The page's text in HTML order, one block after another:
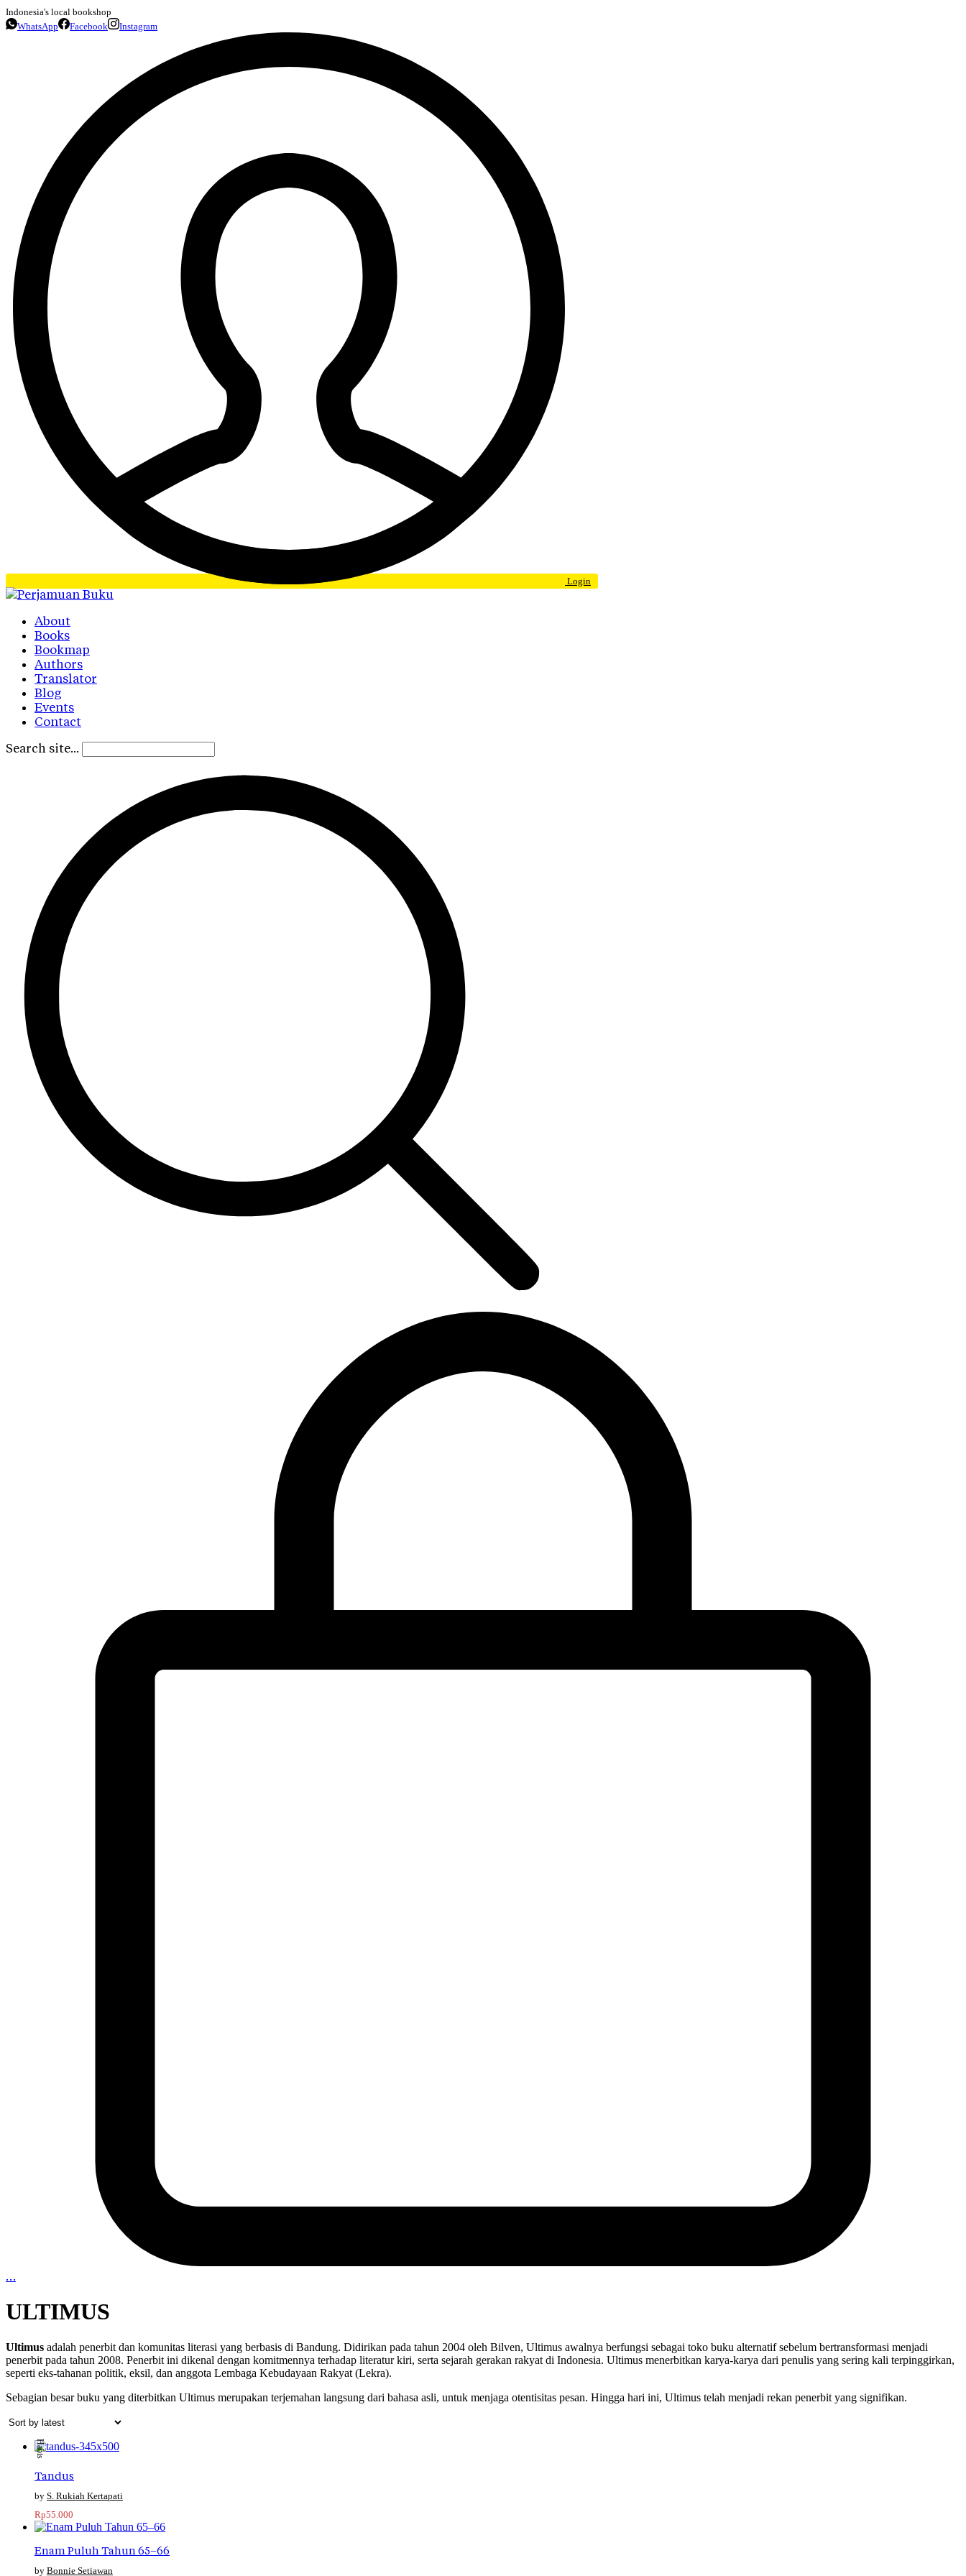
Indonesia's local bookshop
WhatsApp
Facebook Instagram
Login
About
Books
Bookmap
Authors
Translator
Blog
Events
Contact
Search site...
…
ULTIMUS
Ultimus adalah penerbit dan komunitas literasi yang berbasis di Bandung. Didirikan pada tahun 2004 oleh Bilven, Ultimus awalnya berfungsi sebagai toko buku alternatif sebelum bertransformasi menjadi
penerbit pada tahun 2008. Penerbit ini dikenal dengan komitmennya terhadap literatur kiri, serta sejarah gerakan rakyat di Indonesia. Ultimus menerbitkan karya-karya dari penulis yang sering kali terpinggirkan,
seperti eks-tahanan politik, eksil, dan anggota Lembaga Kebudayaan Rakyat (Lekra).
Sebagian besar buku yang diterbitkan Ultimus merupakan terjemahan langsung dari bahasa asli, untuk menjaga otentisitas pesan. Hingga hari ini, Ultimus telah menjadi rekan penerbit yang signifikan.
Habis
Tandus
S. Rukiah Kertapati
Rp55.000
Enam Puluh Tahun 65–66
Bonnie Setiawan